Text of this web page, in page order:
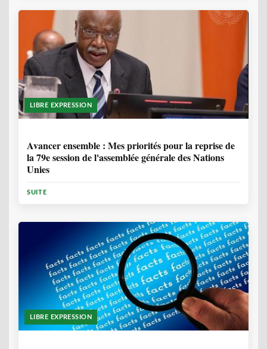
LIBRE EXPRESSION
Avancer ensemble : Mes priorités pour la reprise de
la 79e session de l'assemblée générale des Nations
Unies
SUITE
LIBRE EXPRESSION